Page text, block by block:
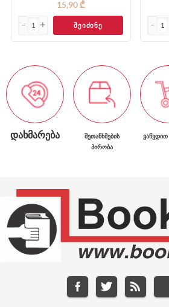
15,90 ₾
ᲨᲔᲘᲫᲘᲜᲔ
ᲓᲐᲮᲛᲐᲠᲔᲑᲐ
ᲨᲔᲗᲐᲜᲮᲛᲔᲑᲘᲡ
ᲞᲘᲠᲝᲑᲐ